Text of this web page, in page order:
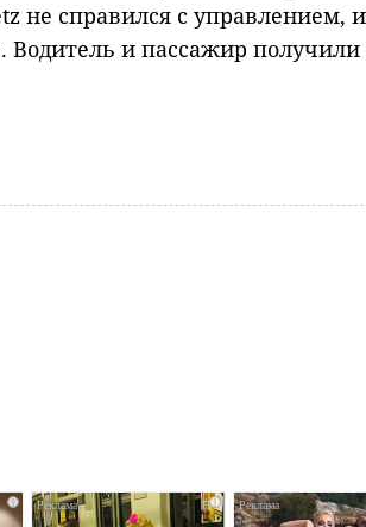
не справился с управлением, и
Водитель и пассажир получили
i i